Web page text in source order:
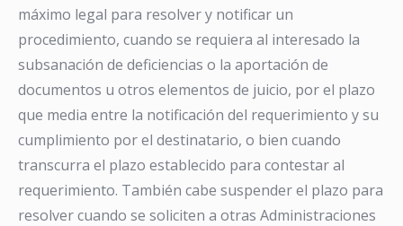
máximo legal para resolver y notificar un
procedimiento, cuando se requiera al interesado la
subsanación de deficiencias o la aportación de
documentos u otros elementos de juicio, por el plazo
que media entre la notificación del requerimiento y su
cumplimiento por el destinatario, o bien cuando
transcurra el plazo establecido para contestar al
requerimiento. También cabe suspender el plazo para
resolver cuando se soliciten a otras Administraciones